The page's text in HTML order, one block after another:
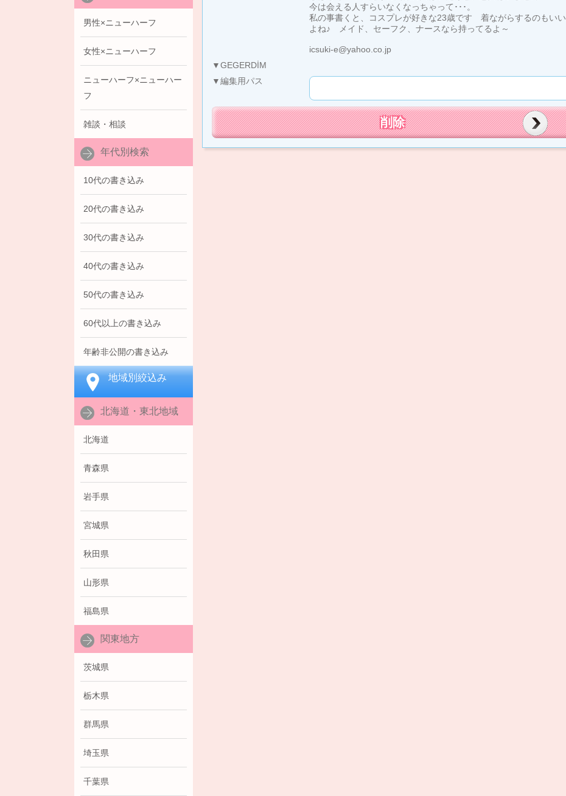
今は会える人すらいなくなっちゃって･･･。
私の事書くと、コスプレが好きな23歳です 着ながらするのもいい
よね♪ メイド、セーフク、ナースなら持ってるよ～
icsuki-e@yahoo.co.jp
▼GEGERDİM
▼編集用パス
男性×ニューハーフ
女性×ニューハーフ
ニューハーフ×ニューハー
フ
雑談・相談
年代別検索
10代の書き込み
20代の書き込み
30代の書き込み
40代の書き込み
50代の書き込み
60代以上の書き込み
年齢非公開の書き込み
地域別絞込み
北海道・東北地域
北海道
青森県
岩手県
宮城県
秋田県
山形県
福島県
関東地方
茨城県
栃木県
群馬県
埼玉県
千葉県